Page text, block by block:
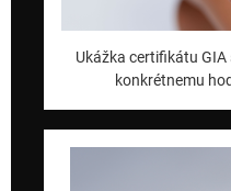
Ukážka certifikátu
konkrétnemu